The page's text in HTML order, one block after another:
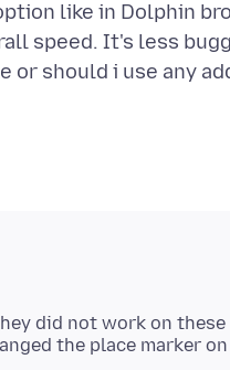
like in Dolphin
speed. It's less
did not work on